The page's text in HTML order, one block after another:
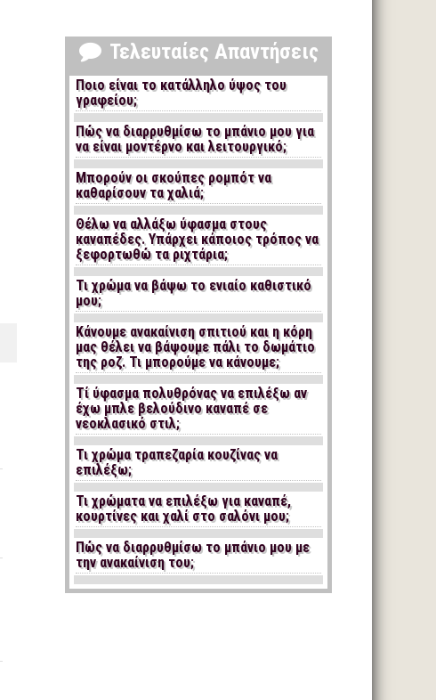
Τελευταίες Απαντήσεις
Ποιο είναι το κατάλληλο ύψος του
γραφείου;
Πώς να διαρρυθμίσω το μπάνιο μου για
να είναι μοντέρνο και λειτουργικό;
Μπορούν οι σκούπες ρομπότ να
καθαρίσουν τα χαλιά;
Θέλω να αλλάξω ύφασμα στους
καναπέδες. Υπάρχει κάποιος τρόπος να
ξεφορτωθώ τα ριχτάρια;
Τι χρώμα να βάψω το ενιαίο καθιστικό
μου;
Κάνουμε ανακαίνιση σπιτιού και η κόρη
μας θέλει να βάψουμε πάλι το δωμάτιο
της ροζ. Τι μπορούμε να κάνουμε;
Τί ύφασμα πολυθρόνας να επιλέξω αν
έχω μπλε βελούδινο καναπέ σε
νεοκλασικό στιλ;
Τι χρώμα τραπεζαρία κουζίνας να
επιλέξω;
Τι χρώματα να επιλέξω για καναπέ,
κουρτίνες και χαλί στο σαλόνι μου;
Πώς να διαρρυθμίσω το μπάνιο μου με
την ανακαίνιση του;